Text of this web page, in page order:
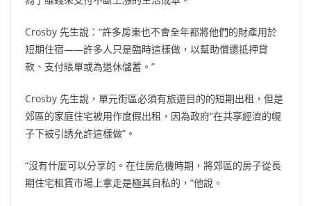
Crosby 先生說：“許多房東也不會全年都將他們的財產用於
短期住宿——許多人只是臨時這樣做，以幫助償還抵押貸
款、支付賬單或為退休儲蓄。”
Crosby 先生說，單元街區必須有旅遊目的的短期出租，但是
郊區的家庭住宅被用作度假出租，因為政府“在共享經濟的幌
子下被引誘允許這樣做”。
“沒有什麼可以分享的。在住房危機時期，將郊區的房子從長
期住宅租賃市場上拿走是極其自私的，”他說。